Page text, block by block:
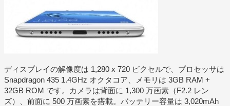
ディスプレイの解像度は 1,280 x 720 ピクセルで、プロセッサは
Snapdragon 435 1.4GHz オクタコア、メモリは 3GB RAM +
32GB ROM です。カメラは背面に 1,300 万画素（F2.2 レン
ズ）、前面に 500 万画素を搭載。バッテリー容量は 3,020mAh